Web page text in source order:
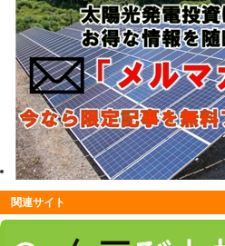
関連サイト